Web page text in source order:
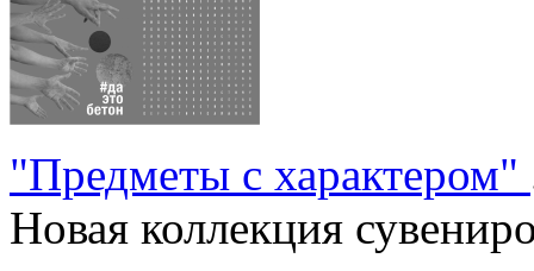
"Предметы с характером"
Новая коллекция